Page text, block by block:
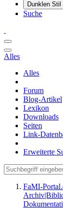
Dunklen
Suche
Alles
Alles
Forum
Blog-Artikel
Lexikon
Downloads
Seiten
Link-
Erweiterte
FaMI-